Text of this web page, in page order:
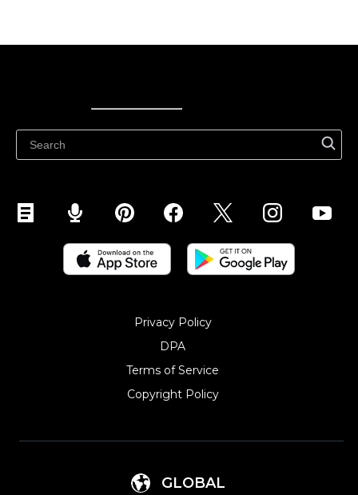
Privacy Policy
DPA
Terms of Service
Copyright Policy‎
GLOBAL